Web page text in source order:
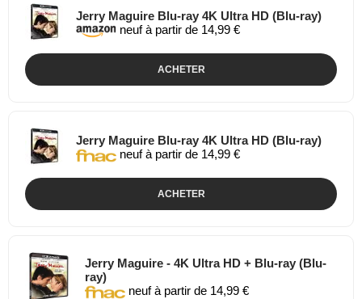
Jerry Maguire Blu-ray 4K Ultra HD (Blu-ray)
neuf à partir de 14,99 €
ACHETER
Jerry Maguire Blu-ray 4K Ultra HD (Blu-ray)
neuf à partir de 14,99 €
ACHETER
Jerry Maguire - 4K Ultra HD + Blu-ray (Blu-
ray)
neuf à partir de 14,99 €